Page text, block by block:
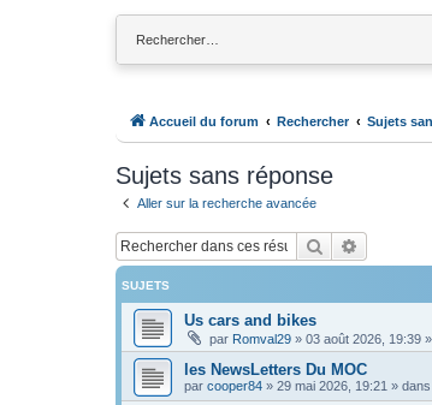
Accueil du forum Rechercher Sujets
Sujets sans réponse
Aller sur la recherche avancée
Rechercher
SUJETS
Us cars and bikes
par Romval29 » 03 août 2026, 19:39
les NewsLetters Du MOC
par cooper84 » 29 mai 2026, 19:21 » dans